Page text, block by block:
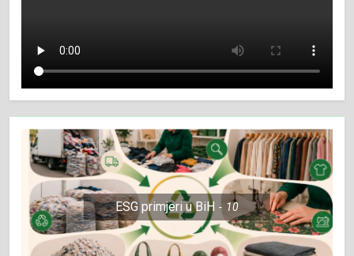
ESG primjeri u BiH 10